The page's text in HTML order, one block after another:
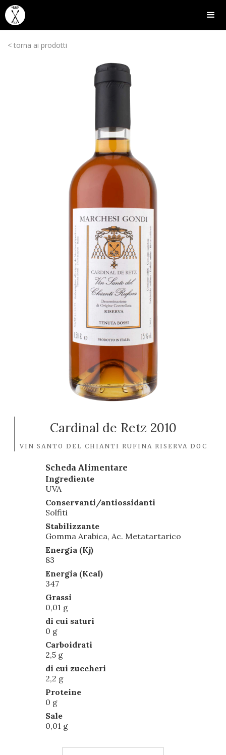
< torna ai prodotti
Cardinal de Retz 2010
VIN SANTO DEL CHIANTI RUFINA RISERVA DOC
Scheda Alimentare
Ingrediente
UVA
Conservanti/antiossidanti
Solfiti
Stabilizzante
Gomma Arabica, Ac. Metatartarico
Energia (Kj)
83
Energia (Kcal)
347
Grassi
0,01 g
di cui saturi
0 g
Carboidrati
2,5 g
di cui zuccheri
2,2 g
Proteine
0 g
Sale
0,01 g